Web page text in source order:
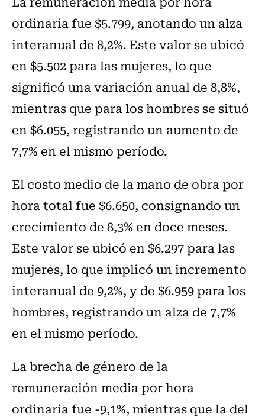
ordinaria fue $5.799, anotando un alza
interanual de 8,2%. Este valor se ubicó
en $5.502 para las mujeres, lo que
significó una variación anual de 8,8%,
mientras que para los hombres se situó
en $6.055, registrando un aumento de
7,7% en el mismo período.
El costo medio de la mano de obra por
hora total fue $6.650, consignando un
crecimiento de 8,3% en doce meses.
Este valor se ubicó en $6.297 para las
mujeres, lo que implicó un incremento
interanual de 9,2%, y de $6.959 para los
hombres, registrando un alza de 7,7%
en el mismo período.
La brecha de género de la
remuneración media por hora
ordinaria fue -9,1%, mientras que la del